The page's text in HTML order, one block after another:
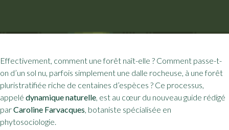
Effectivement, comment une forêt naît-elle ? Comment passe-t-
on d’un sol nu, parfois simplement une dalle rocheuse, à une forêt
pluristratifiée riche de centaines d’espèces ? Ce processus,
appelé dynamique naturelle , est au cœur du nouveau guide rédigé
parCaroline Farvacques , botaniste spécialisée en
phytosociologie.